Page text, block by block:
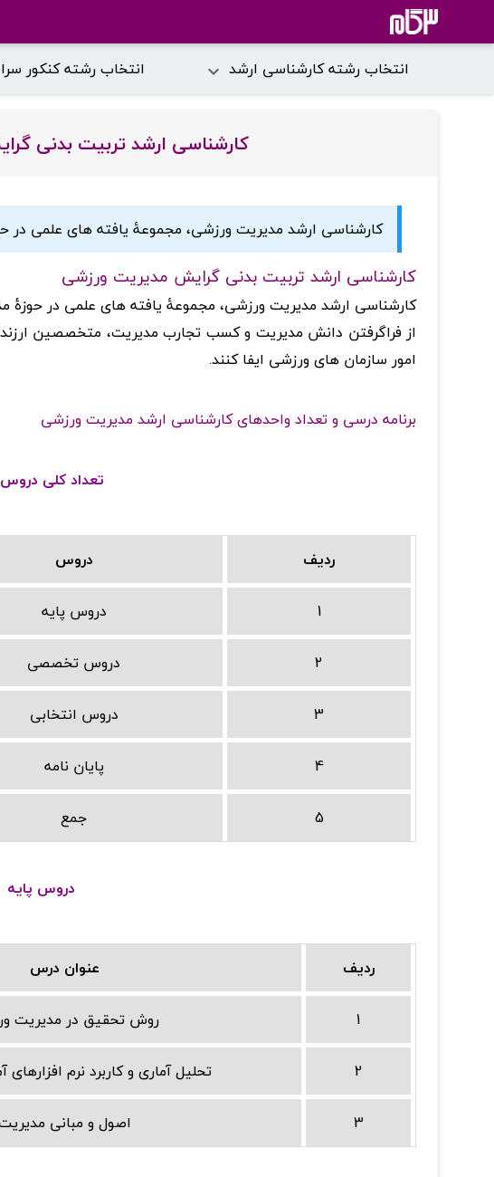
انتخاب رشته کارشناسی ارشد انتخاب رشته کنکور
کارشناسی ارشد تربیت بدنی
کارشناسی ارشد مدیریت ورزشی، مجموعۀ یافته های علمی در
کارشناسی ارشد تربیت بدنی گرایش مدیریت ورزشی
کارشناسی ارشد مدیریت ورزشی، مجموعۀ یافته های علمی در
از فراگرفتن دانش مدیریت و کسب تجارب مدیریت، متخصصین
امور سازمان های ورزشی ایفا کنند.
برنامه درسی و تعداد واحدهای کارشناسی ارشد مدیریت ورزشی
تعداد کلی دروس
ردیف دروس
1 دروس پایه
2 دروس تخصصی
3 دروس انتخابی
4 پایان نامه
5 جمع
دروس پایه
ردیف عنوان درس
1 روش تحقیق در مدیریت
2 تحلیل آماری و کاربرد نرم
3 اصول و مبانی